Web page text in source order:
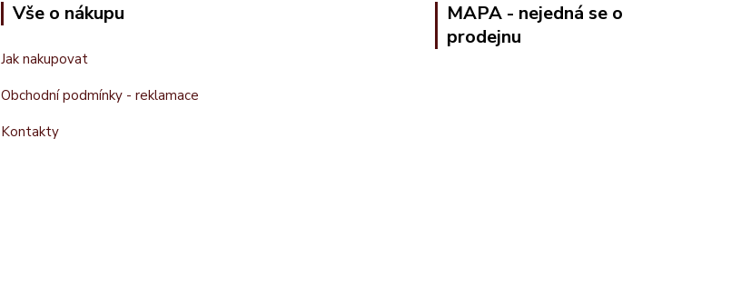
Vše o nákupu
Jak nakupovat
Obchodní podmínky - reklamace
Kontakty
MAPA - nejedná se o
prodejnu